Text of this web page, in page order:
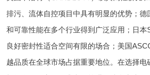
排污、流体自控项目中具有明显的优势；德
和可靠性能在多个行业得到广泛应用；日本
良好密封性适合空间有限的场合；美国
越品质在全球市场占据重要地位。在选择